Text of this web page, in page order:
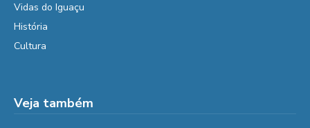
Vidas do Iguaçu
História
Cultura
Veja também